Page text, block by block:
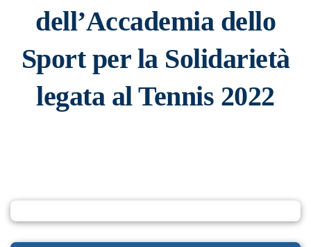
dell’Accademia dello
Sport per la Solidarietà
legata al Tennis 2022